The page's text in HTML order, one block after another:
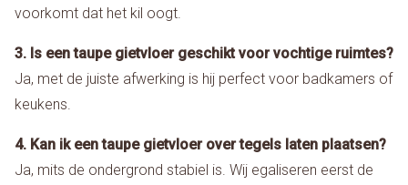
voorkomt dat het kil oogt.
3. Is een taupe gietvloer geschikt voor vochtige ruimtes?
Ja, met de juiste afwerking is hij perfect voor badkamers of
keukens.
4. Kan ik een taupe gietvloer over tegels laten plaatsen?
Ja, mits de ondergrond stabiel is. Wij egaliseren eerst de